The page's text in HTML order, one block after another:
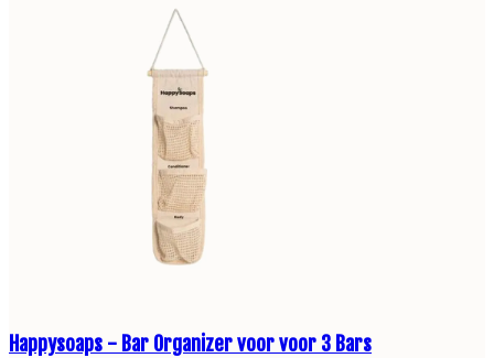
Happysoaps - Bar Organizer voor voor 3 Bars